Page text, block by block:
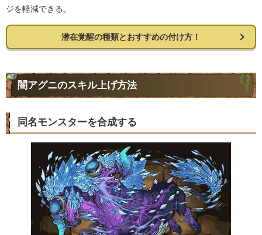
ジを軽減できる。
潜在覚醒の種類とおすすめの付け方！
闇アグニのスキル上げ方法
同名モンスターを合成する